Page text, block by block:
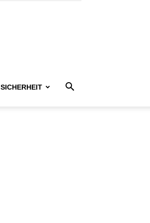
SICHERHEIT